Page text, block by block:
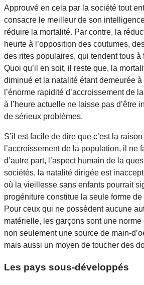
Approuvé en cela par la société tout
consacre le meilleur de son
réduire la mortalité. Par contre, la
heurte à l’opposition des coutumes,
des rites populaires, qui tendent tous à
Quoi qu’il en soit, il reste que, la
diminué et la natalité étant demeurée
l’énorme rapidité d’accroissement de
à l’heure actuelle ne laisse pas d’être
de sérieux problèmes.
S’il est facile de dire que c’est la
l’accroissement de la population, il ne
d’autre part, l’aspect humain de la
sociétés, la natalité dirigée est
où la vieillesse sans enfants pourrait
progéniture constitue la seule forme
Pour ceux qui ne possèdent aucune
matérielle, les garçons sont une
non seulement une source de main-
mais aussi un moyen de toucher des
Les pays sous-développés